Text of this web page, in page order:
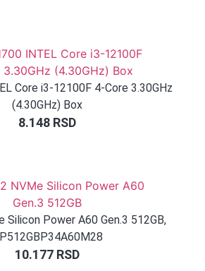
Core i3-12100F 4-Core 3.30GHz
(4.30GHz) Box
8.148 RSD
Silicon Power A60 Gen.3 512GB,
10.177 RSD